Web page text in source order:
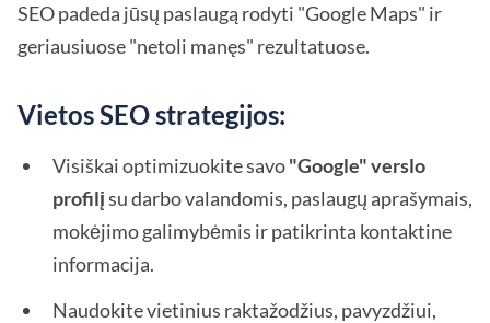
SEO padeda jūsų paslaugą rodyti "Google Maps" ir
geriausiuose "netoli manęs" rezultatuose.
Vietos SEO strategijos:
Visiškai optimizuokite savo"Google" verslo
profilįsu darbo valandomis, paslaugų aprašymais,
mokėjimo galimybėmis ir patikrinta kontaktine
informacija.
Naudokite vietinius raktažodžius, pavyzdžiui,